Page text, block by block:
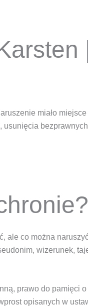
miało
usunięcia
ale co można
wizerunek,
prawo do pamięci o
opisanych w